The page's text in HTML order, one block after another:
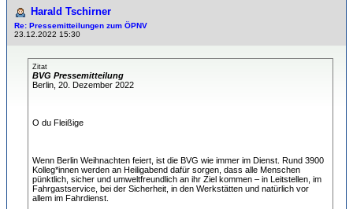
Harald Tschirner
Re: Pressemitteilungen zum ÖPNV
23.12.2022 15:30
Zitat
BVG Pressemitteilung
Berlin, 20. Dezember 2022
O du Fleißige
Wenn Berlin Weihnachten feiert, ist die BVG wie immer im Dienst. Rund 3900
Kolleg*innen werden an Heiligabend dafür sorgen, dass alle Menschen
pünktlich, sicher und umweltfreundlich an ihr Ziel kommen – in Leitstellen, im
Fahrgastservice, bei der Sicherheit, in den Werkstätten und natürlich vor
allem im Fahrdienst.